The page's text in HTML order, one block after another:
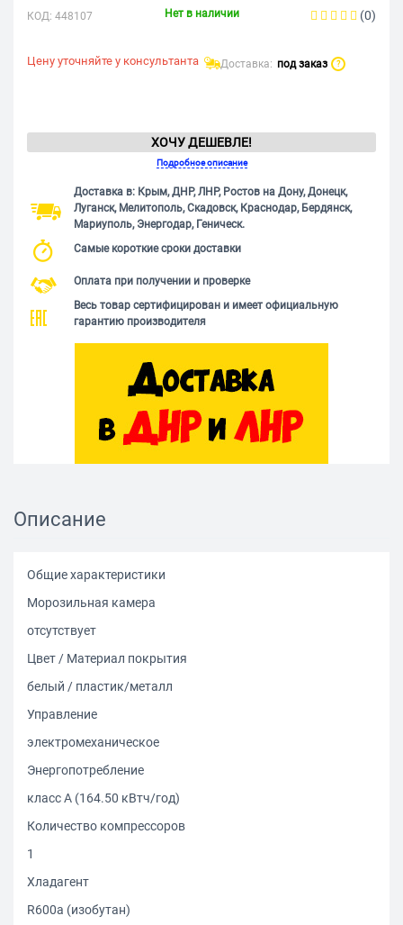
КОД: 448107 Нет в наличии (0)
Цену уточняйте у консультанта Доставка: под заказ ?
ХОЧУ ДЕШЕВЛЕ!
Подробное описание
Доставка в: Крым, ДНР, ЛНР, Ростов на Дону, Донецк,
Луганск, Мелитополь, Скадовск, Краснодар, Бердянск,
Мариуполь, Энергодар, Геническ.
Самые короткие сроки доставки
Оплата при получении и проверке
Весь товар сертифицирован и имеет официальную
гарантию производителя
Описание
Общие характеристики
Морозильная камера
отсутствует
Цвет / Материал покрытия
белый / пластик/металл
Управление
электромеханическое
Энергопотребление
класс A (164.50 кВтч/год)
Количество компрессоров
1
Хладагент
R600a (изобутан)